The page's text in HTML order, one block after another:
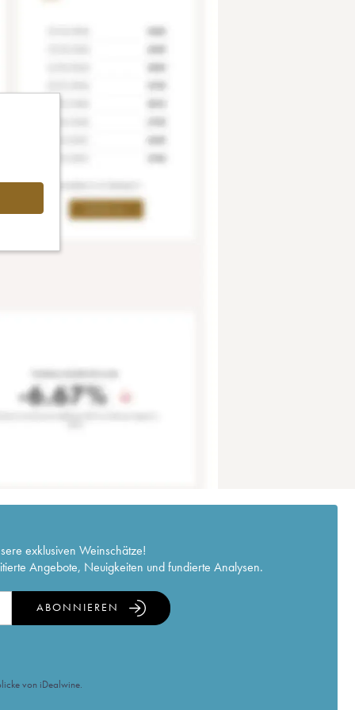
exklusiven Weinschätze!
Angebote, Neuigkeiten und fundierte Analysen.
ABONNIEREN
von iDealwine.